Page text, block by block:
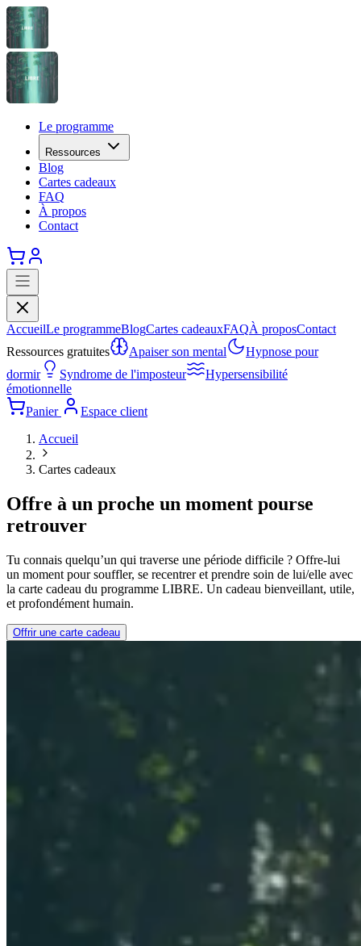
Le programme
Ressources
Blog
Cartes cadeaux
FAQ
À propos
Contact
AccueilLe programmeBlogCartes cadeauxFAQÀ proposContact
Ressources gratuites
Apaiser son mental
Hypnose pour
dormir
Syndrome de l'imposteur
Hypersensibilité
émotionnelle
Panier
Espace client
Accueil
Cartes cadeaux
Offre à un proche un moment pourse
retrouver
Tu connais quelqu’un qui traverse une période difficile ? Offre-lui
un moment pour souffler, se recentrer et prendre soin de lui/elle avec
la carte cadeau du programme LIBRE. Un cadeau bienveillant, utile,
et profondément humain.
Offrir une carte cadeau